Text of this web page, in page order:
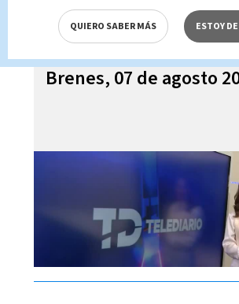
Telediario En Directo
Brenes, 07 de agosto
QUIERO SABER MÁS ESTOY